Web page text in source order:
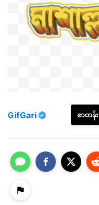
စာတန်း
GifGari